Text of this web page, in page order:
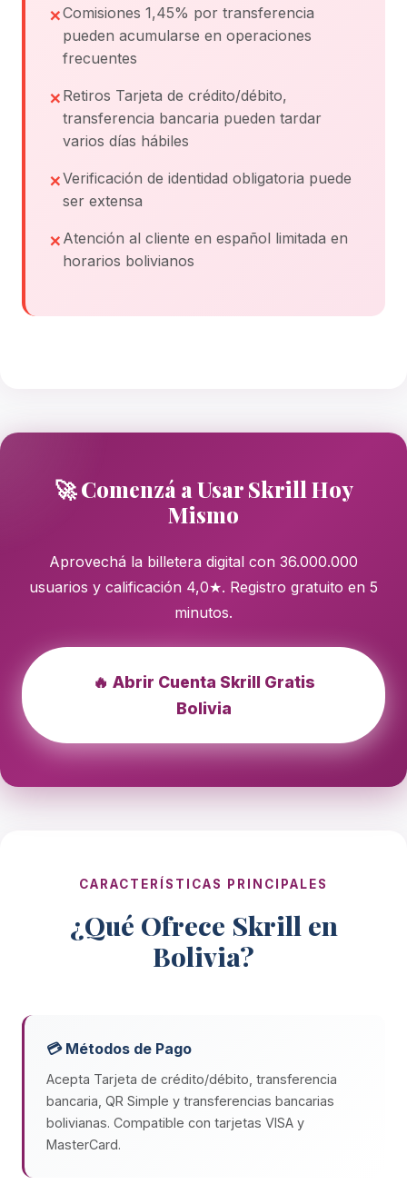
Comisiones 1,45% por transferencia
pueden acumularse en operaciones
frecuentes
Retiros Tarjeta de crédito/débito,
transferencia bancaria pueden tardar
varios días hábiles
Verificación de identidad obligatoria puede
ser extensa
Atención al cliente en español limitada en
horarios bolivianos
🚀 Comenzá a Usar Skrill Hoy
Mismo
Aprovechá la billetera digital con 36.000.000
usuarios y calificación 4,0★. Registro gratuito en 5
minutos.
🔥 Abrir Cuenta Skrill Gratis
Bolivia
CARACTERÍSTICAS PRINCIPALES
¿Qué Ofrece Skrill en
Bolivia?
💳 Métodos de Pago
Acepta Tarjeta de crédito/débito, transferencia
bancaria, QR Simple y transferencias bancarias
bolivianas. Compatible con tarjetas VISA y
MasterCard.